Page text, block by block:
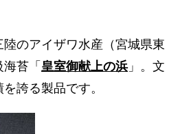
のアイザワ水産（宮城県東
苔「 皇室御献上の浜」。文
誇る製品です。